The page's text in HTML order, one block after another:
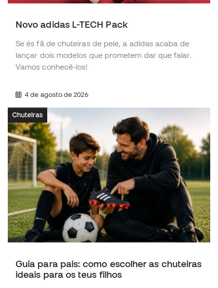
Novo adidas L-TECH Pack
Se és fã de chuteiras de pele, a adidas acaba de
lançar dois modelos que prometem dar que falar.
Vamos conhecê-los!
4 de agosto de 2026
Chuteiras
Guia para pais: como escolher as chuteiras
ideais para os teus filhos